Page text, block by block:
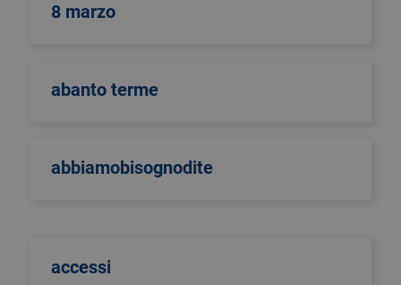
8 marzo
abanto terme
abbiamobisognodite
accessi